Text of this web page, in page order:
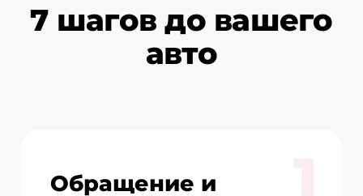
7 шагов до вашего
авто
Обращение и